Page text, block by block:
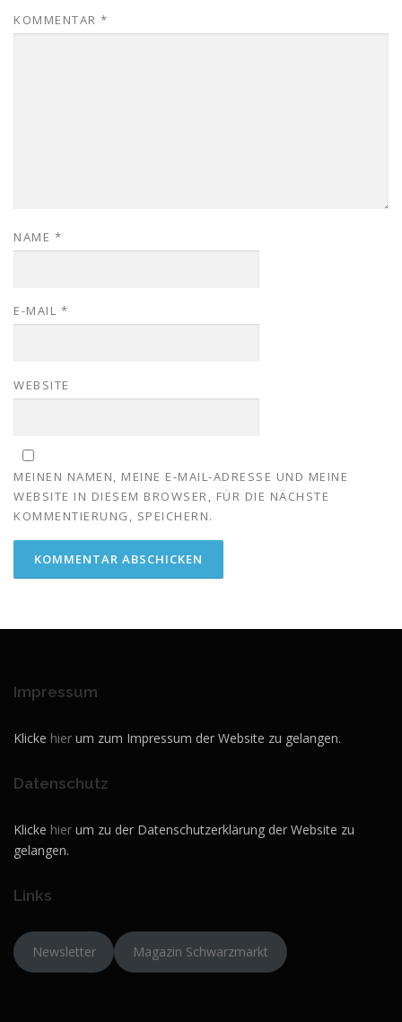
KOMMENTAR *
NAME *
E-MAIL *
WEBSITE
MEINEN NAMEN, MEINE E-MAIL-ADRESSE UND MEINE
WEBSITE IN DIESEM BROWSER, FÜR DIE NÄCHSTE
KOMMENTIERUNG, SPEICHERN.
Impressum
Klicke hier um zum Impressum der Website zu gelangen.
Datenschutz
Klicke hier um zu der Datenschutzerklärung der Website zu
gelangen.
Links
Newsletter Magazin Schwarzmarkt